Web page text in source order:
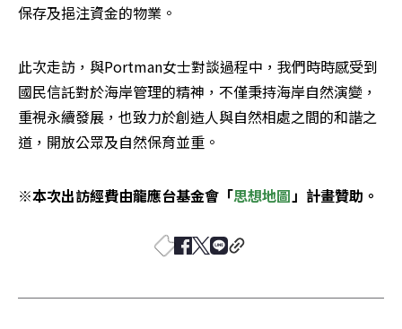
保存及挹注資金的物業。
此次走訪，與Portman女士對談過程中，我們時時感受到
國民信託對於海岸管理的精神，不僅秉持海岸自然演變，
重視永續發展，也致力於創造人與自然相處之間的和諧之
道，開放公眾及自然保育並重。
※本次出訪經費由龍應台基金會「思想地圖 」計畫贊助。